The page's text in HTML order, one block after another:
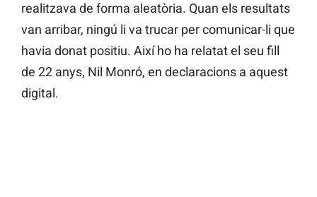
realitzava de forma aleatòria. Quan els resultats
van arribar, ningú li va trucar per comunicar-li que
havia donat positiu. Així ho ha relatat el seu fill
de 22 anys, Nil Monró, en declaracions a aquest
digital.